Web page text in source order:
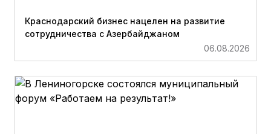
Краснодарский бизнес нацелен на развитие
сотрудничества с Азербайджаном
06.08.2026